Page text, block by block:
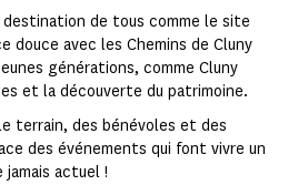
destination de tous comme le site
douce avec les Chemins de Cluny
générations, comme Cluny
et la découverte du patrimoine.
terrain, des bénévoles et des
des événements qui font vivre un
actuel !